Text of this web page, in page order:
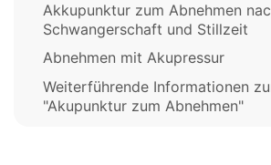
Akkupunktur zum Abnehmen
Schwangerschaft und Stillzeit
Abnehmen mit Akupressur
Weiterführende Informationen
"Akupunktur zum Abnehmen"